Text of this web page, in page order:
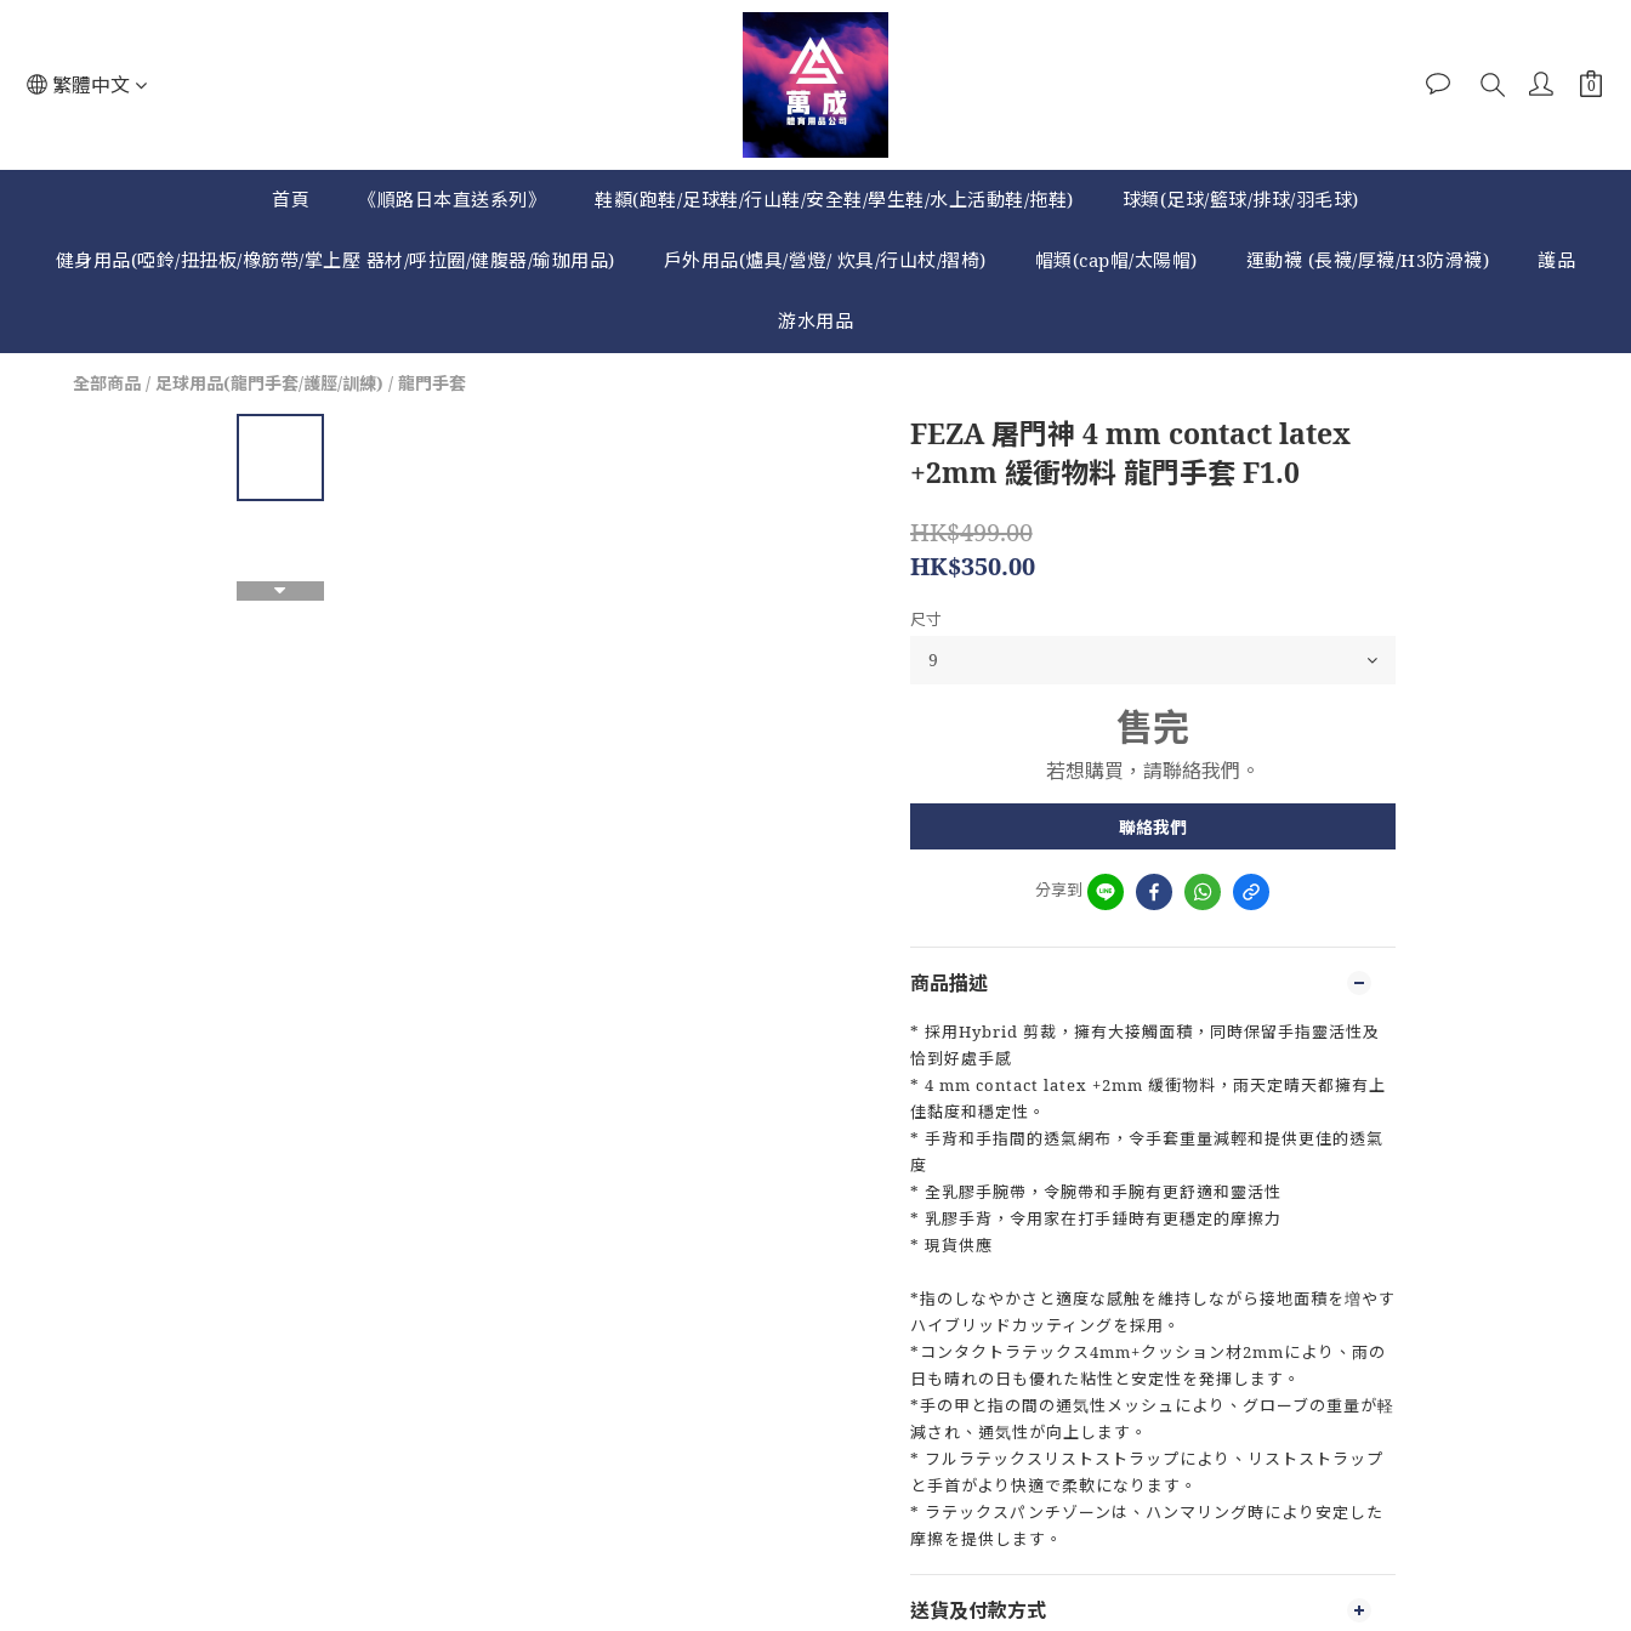
繁體中文
首頁 《順路日本直送系列》 鞋纇(跑鞋/足球鞋/行山鞋/安全鞋/學生鞋/水上活動鞋/拖鞋) 球類(足球/籃球/排球/羽毛球)
健身用品(啞鈴/扭扭板/橡筋帶/掌上壓 器材/呼拉圈/健腹器/瑜珈用品) 戶外用品(爐具/營燈/ 炊具/行山杖/摺椅) 帽類(cap帽/太陽帽) 運動襪 (長襪/厚襪/H3防滑襪) 護品
游水用品
全部商品 / 足球用品(龍門手套/護脛/訓練) / 龍門手套
FEZA 屠門神 4 mm contact latex
+2mm 緩衝物料 龍門手套 F1.0
HK$499.00
HK$350.00
尺寸
售完
若想購買，請聯絡我們。
聯絡我們
分享到
商品描述
* 採用Hybrid 剪裁，擁有大接觸面積，同時保留手指靈活性及
恰到好處手感
* 4 mm contact latex +2mm 緩衝物料，雨天定晴天都擁有上
佳黏度和穩定性。
* 手背和手指間的透氣網布，令手套重量減輕和提供更佳的透氣
度
* 全乳膠手腕帶，令腕帶和手腕有更舒適和靈活性
* 乳膠手背，令用家在打手錘時有更穩定的摩擦力
* 現貨供應
*指のしなやかさと適度な感触を維持しながら接地面積を増やす
ハイブリッドカッティングを採用。
*コンタクトラテックス4mm+クッション材2mmにより、雨の
日も晴れの日も優れた粘性と安定性を発揮します。
*手の甲と指の間の通気性メッシュにより、グローブの重量が軽
減され、通気性が向上します。
* フルラテックスリストストラップにより、リストストラップ
と手首がより快適で柔軟になります。
* ラテックスパンチゾーンは、ハンマリング時により安定した
摩擦を提供します。
送貨及付款方式